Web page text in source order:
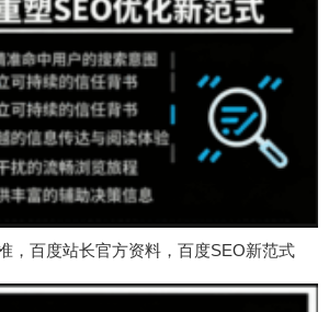
，百度站长官方资料，百度SEO新范式